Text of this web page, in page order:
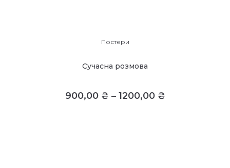
Постери
Сучасна розмова
900,00 ₴ – 1200,00 ₴